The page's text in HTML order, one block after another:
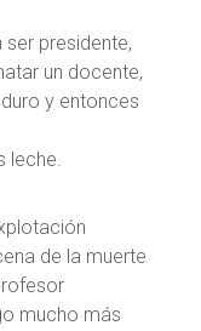
presidente,
un docente,
y entonces
leche.
de la muerte
mucho más